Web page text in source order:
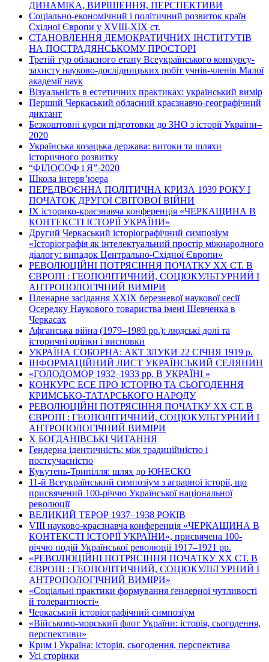
ДИНАМІКА, ВИРІШЕННЯ, ПЕРСПЕКТИВИ
Соціально-економічний і політичний розвиток країн
Східної Європи у ХVІІІ-ХІХ ст.
СТАНОВЛЕННЯ ДЕМОКРАТИЧНИХ ІНСТИТУТІВ
НА ПОСТРАДЯНСЬКОМУ ПРОСТОРІ
Третій тур обласного етапу Всеукраїнського конкурсу-
захисту науково-дослідницьких робіт учнів-членів Малої
академії наук
Візуальність в естетичних практиках: український вимір
Перший Черкаський обласний краєзнавчо-географічний
диктант
Безкоштовні курси підготовки до ЗНО з історії України–
2020
Українська козацька держава: витоки та шляхи
історичного розвитку
“ФІЛОСОФ і Я”-2020
Школа інтерв’юера
ПЕРЕДВОЄННА ПОЛІТИЧНА КРИЗА 1939 РОКУ І
ПОЧАТОК ДРУГОЇ СВІТОВОЇ ВІЙНИ
ІХ історико-краєзнавча конференція «ЧЕРКАЩИНА В
КОНТЕКСТІ ІСТОРІЇ УКРАЇНИ»
Другий Черкаський історіографічний симпозіум
«Історіографія як інтелектуальний простір міжнародного
діалогу: випадок Центрально-Східної Європи»
РЕВОЛЮЦІЙНІ ПОТРЯСІННЯ ПОЧАТКУ ХХ СТ. В
ЄВРОПІ : ГЕОПОЛІТИЧНИЙ, СОЦІОКУЛЬТУРНИЙ І
АНТРОПОЛОГІЧНИЙ ВИМІРИ
Пленарне засідання ХХІХ березневої наукової сесії
Осередку Наукового товариства імені Шевченка в
Черкасах
Афганська війна (1979–1989 рр.): людські долі та
історичні оцінки і висновки
УКРАЇНА СОБОРНА: АКТ ЗЛУКИ 22 СІЧНЯ 1919 р.
ІНФОРМАЦІЙНИЙ ЛИСТ УКРАЇНСЬКИЙ СЕЛЯНИН
«ГОЛОДОМОР 1932–1933 рр. В УКРАЇНІ »
КОНКУРС ЕСЕ ПРО ІСТОРІЮ ТА СЬОГОДЕННЯ
КРИМСЬКО-ТАТАРСЬКОГО НАРОДУ
РЕВОЛЮЦІЙНІ ПОТРЯСІННЯ ПОЧАТКУ ХХ СТ. В
ЄВРОПІ : ГЕОПОЛІТИЧНИЙ, СОЦІОКУЛЬТУРНИЙ І
АНТРОПОЛОГІЧНИЙ ВИМІРИ
Х БОГДАНІВСЬКІ ЧИТАННЯ
Гендерна ідентичність: між традиційністю і
постсучасністю
Кукутень-Трипілля: шлях до ЮНЕСКО
11-й Всеукраїнський симпозіум з аграрної історії, що
присвячений 100-річчю Української національної
революції
ВЕЛИКИЙ ТЕРОР 1937–1938 РОКІВ
VІІІ науково-краєзнавча конференція «ЧЕРКАЩИНА В
КОНТЕКСТІ ІСТОРІЇ УКРАЇНИ», присвячена 100-
річчю подій Української революції 1917–1921 рр.
«РЕВОЛЮЦІЙНІ ПОТРЯСІННЯ ПОЧАТКУ ХХ СТ. В
ЄВРОПІ : ГЕОПОЛІТИЧНИЙ, СОЦІОКУЛЬТУРНИЙ І
АНТРОПОЛОГІЧНИЙ ВИМІРИ»
«Соціальні практики формування ґендерної чутливості
й толерантності»
Черкаський історіографічний симпозіум
«Військово-морський флот України: історія, сьогодення,
перспективи»
Крим і Україна: історія, сьогодення, перспектива
Усі сторінки